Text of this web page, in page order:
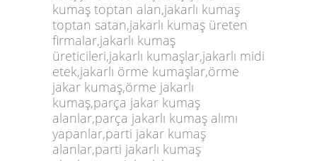
kumaş toptan alan,jakarlı kumaş
toptan satan,jakarlı kumaş üreten
firmalar,jakarlı kumaş
üreticileri,jakarlı kumaşlar,jakarlı midi
etek,jakarlı örme kumaşlar,örme
jakar kumaş,örme jakarlı
kumaş,parça jakar kumaş
alanlar,parça jakarlı kumaş alımı
yapanlar,parti jakar kumaş
alanlar,parti jakarlı kumaş